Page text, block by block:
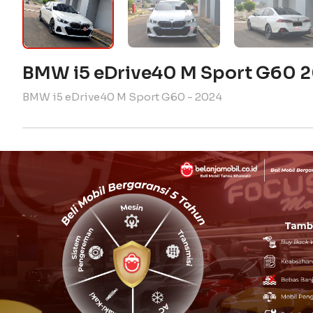
BMW i5 eDrive40 M Sport G60
BMW i5 eDrive40 M Sport G60 - 2024